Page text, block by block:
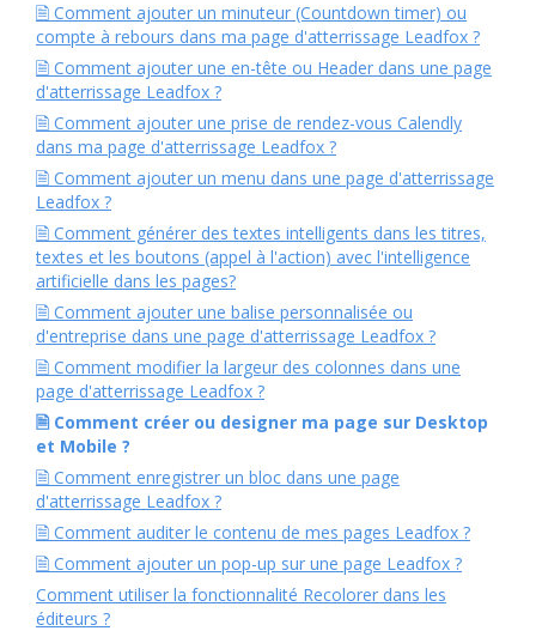
🗎 Comment ajouter un minuteur (Countdown timer) ou
compte à rebours dans ma page d'atterrissage Leadfox ?
🗎 Comment ajouter une en-tête ou Header dans une page
d'atterrissage Leadfox ?
🗎 Comment ajouter une prise de rendez-vous Calendly
dans ma page d'atterrissage Leadfox ?
🗎 Comment ajouter un menu dans une page d'atterrissage
Leadfox ?
🗎 Comment générer des textes intelligents dans les titres,
textes et les boutons (appel à l'action) avec l'intelligence
artificielle dans les pages?
🗎 Comment ajouter une balise personnalisée ou
d'entreprise dans une page d'atterrissage Leadfox ?
🗎 Comment modifier la largeur des colonnes dans une
page d'atterrissage Leadfox ?
🗎 Comment créer ou designer ma page sur Desktop
et Mobile ?
🗎 Comment enregistrer un bloc dans une page
d'atterrissage Leadfox ?
🗎 Comment auditer le contenu de mes pages Leadfox ?
🗎 Comment ajouter un pop-up sur une page Leadfox ?
Comment utiliser la fonctionnalité Recolorer dans les
éditeurs ?